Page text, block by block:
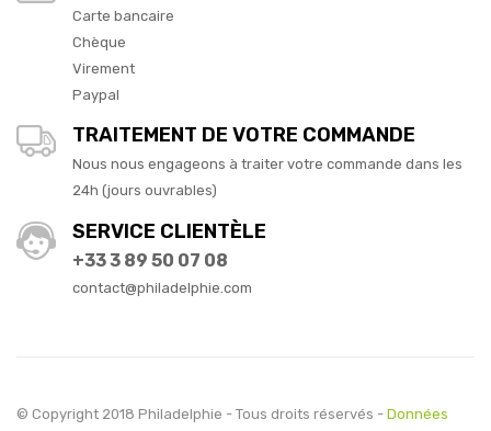
Carte bancaire
Chèque
Virement
Paypal
TRAITEMENT DE VOTRE COMMANDE
Nous nous engageons à traiter votre commande dans les
24h (jours ouvrables)
SERVICE CLIENTÈLE
+33 3 89 50 07 08
contact@philadelphie.com
© Copyright 2018 Philadelphie - Tous droits réservés - Données